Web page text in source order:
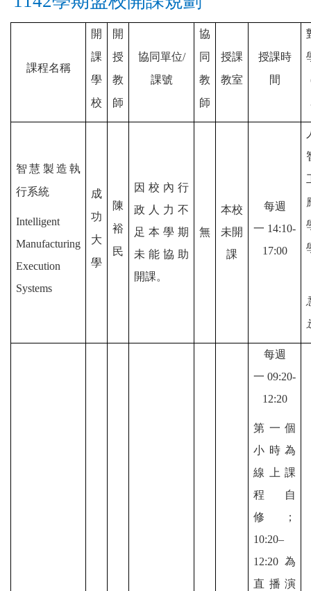
課程名稱
開
課
學
校
開
授
教
師
協同單位/
課號
協
同
教
師
授課
教室
授課時
間
智慧製造執
行系統
Intelligent
Manufacturing
Execution
Systems
成
功
大
學
陳
裕
民
因校內 行
政人力不
足本學期
未能協助
開課。
無
本校
未開
課
每週
一 14:10-
17:00
每週
一 09:20-
12:20
第一個
小時為
線上課
程自
修；
10:20–
12:20 為
直播演